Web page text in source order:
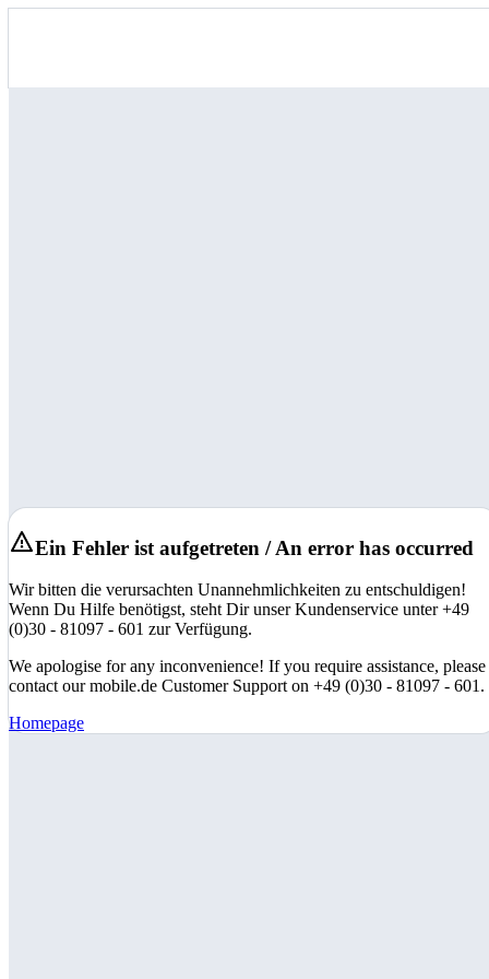
Ein Fehler ist aufgetreten / An error has occurred
Wir bitten die verursachten Unannehmlichkeiten zu entschuldigen!
Wenn Du Hilfe benötigst, steht Dir unser Kundenservice unter +49
(0)30 - 81097 - 601 zur Verfügung.
We apologise for any inconvenience! If you require assistance, please
contact our mobile.de Customer Support on +49 (0)30 - 81097 - 601.
Homepage